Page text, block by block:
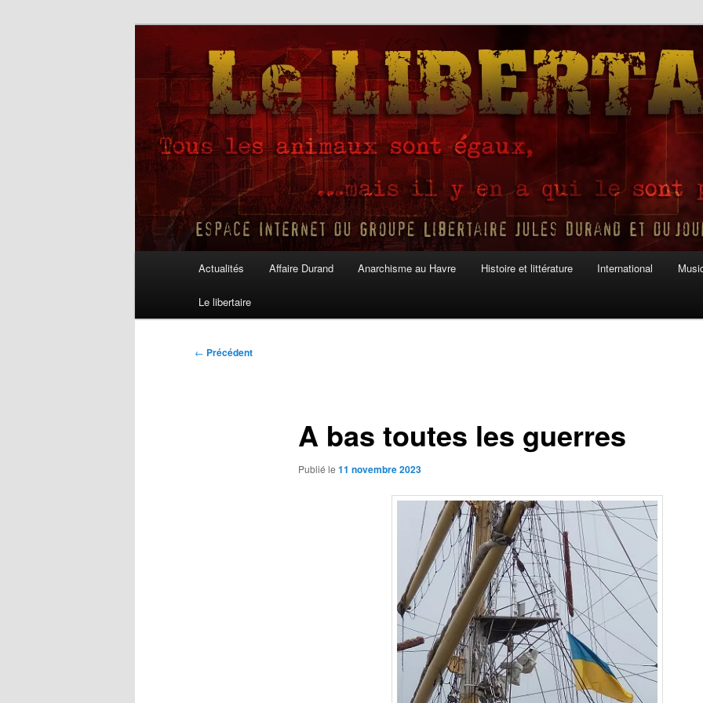
Le Libertaire
Actualités Affaire Durand Anarchisme au Havre Histoire et littérature International
Le libertaire
Navigation
← Précédent
A bas toutes les guerres
Publié le 11 novembre 2023